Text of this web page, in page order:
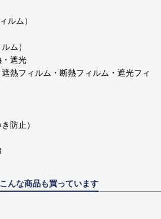
ルム）
ム）
・遮光
遮熱フィルム・断熱フィルム・遮光フィ
防止）
んな商品も買っています